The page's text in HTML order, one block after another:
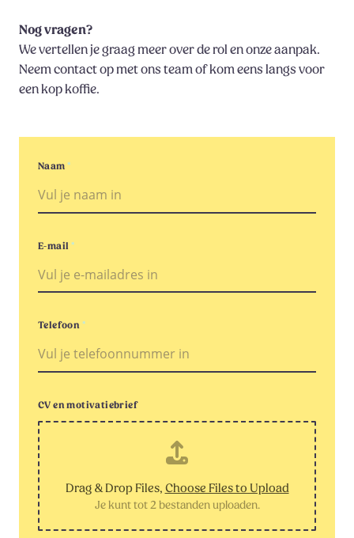
Nog vragen?
We vertellen je graag meer over de rol en onze aanpak.
Neem contact op met ons team of kom eens langs voor
een kop koffie.
Naam*
E-mail *
Telefoon*
CV en motivatiebrief
Drag & Drop Files, Choose Files to Upload
Je kunt tot 2 bestanden uploaden.